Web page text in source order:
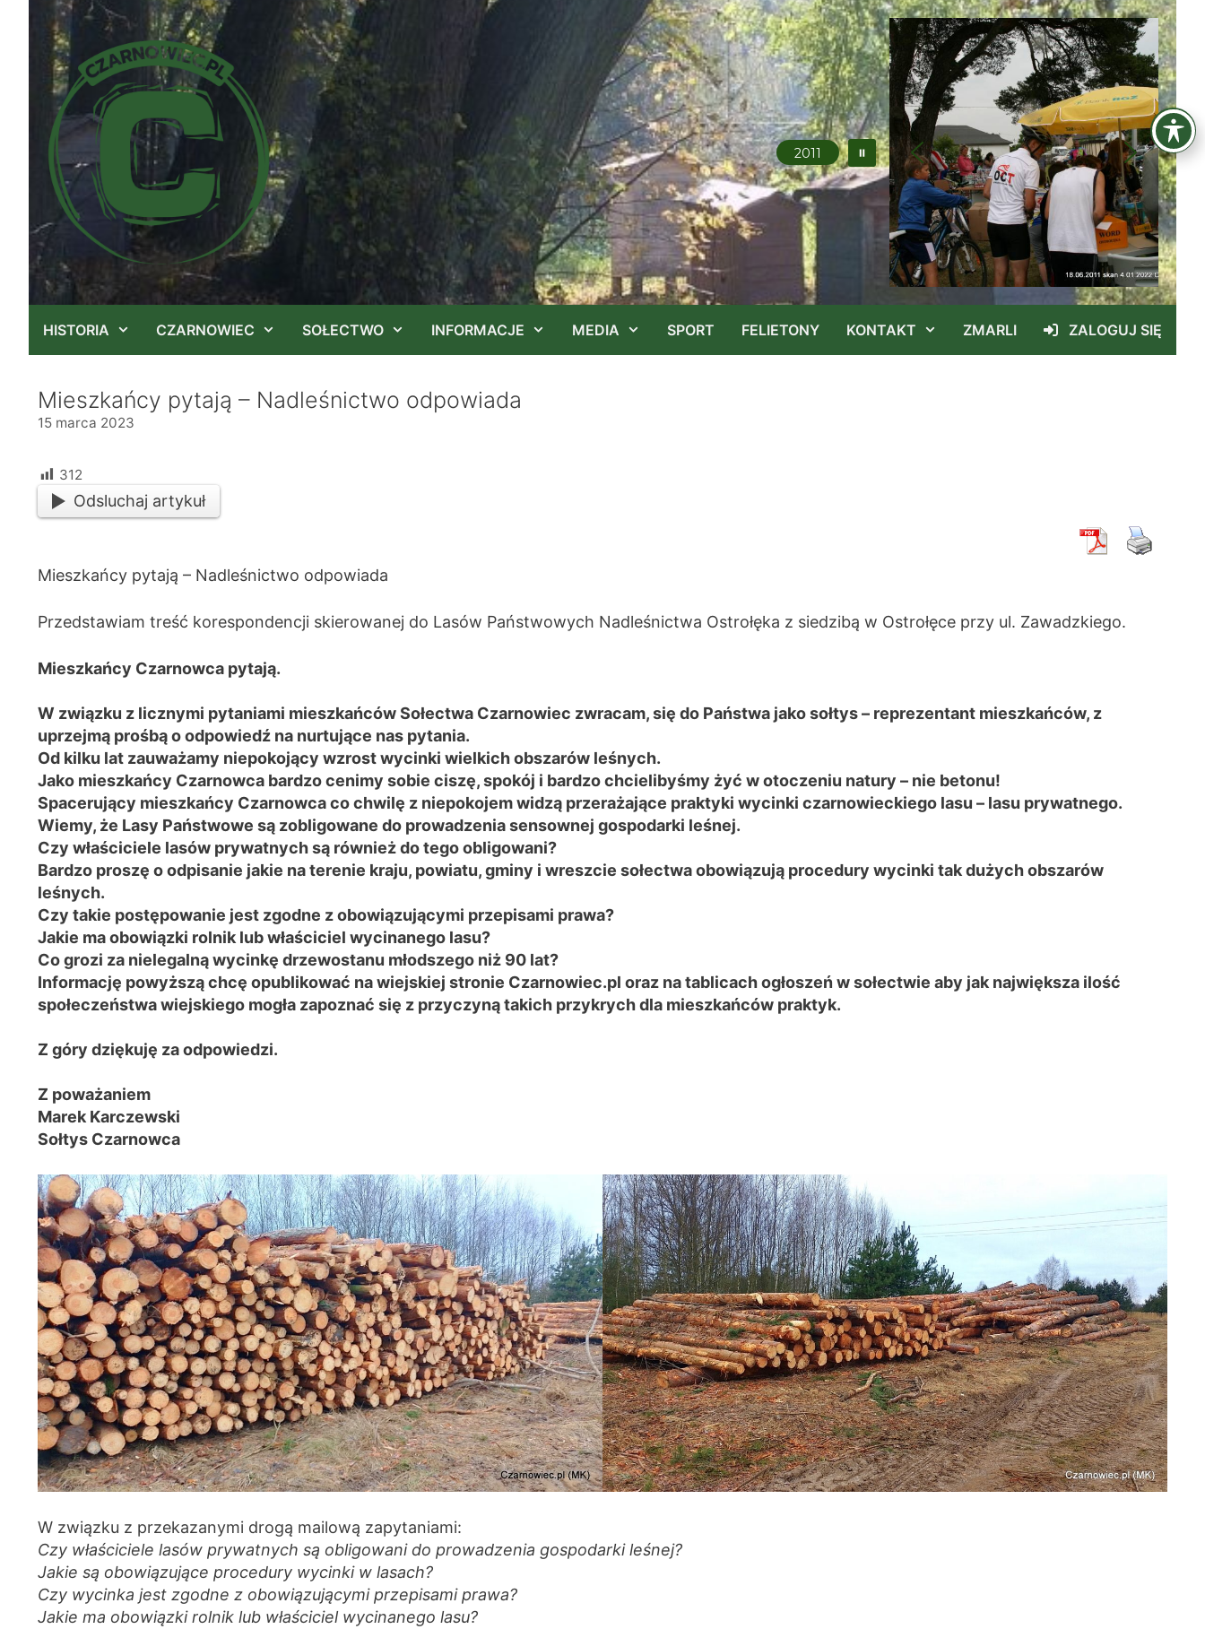
2011
HISTORIA CZARNOWIEC SOŁECTWO INFORMACJE MEDIA SPORT FELIETONY KONTAKT ZMARLI ZALOGUJ SIĘ
Mieszkańcy pytają – Nadleśnictwo odpowiada
15 marca 2023
312
Odsluchaj artykuł
Mieszkańcy pytają – Nadleśnictwo odpowiada
Przedstawiam treść korespondencji skierowanej do Lasów Państwowych Nadleśnictwa Ostrołęka z siedzibą w Ostrołęce przy ul. Zawadzkiego.
Mieszkańcy Czarnowca pytają.
W związku z licznymi pytaniami mieszkańców Sołectwa Czarnowiec zwracam, się do Państwa jako sołtys – reprezentant mieszkańców, z
uprzejmą prośbą o odpowiedź na nurtujące nas pytania.
Od kilku lat zauważamy niepokojący wzrost wycinki wielkich obszarów leśnych.
Jako mieszkańcy Czarnowca bardzo cenimy sobie ciszę, spokój i bardzo chcielibyśmy żyć w otoczeniu natury – nie betonu!
Spacerujący mieszkańcy Czarnowca co chwilę z niepokojem widzą przerażające praktyki wycinki czarnowieckiego lasu – lasu prywatnego.
Wiemy, że Lasy Państwowe są zobligowane do prowadzenia sensownej gospodarki leśnej.
Czy właściciele lasów prywatnych są również do tego obligowani?
Bardzo proszę o odpisanie jakie na terenie kraju, powiatu, gminy i wreszcie sołectwa obowiązują procedury wycinki tak dużych obszarów
leśnych.
Czy takie postępowanie jest zgodne z obowiązującymi przepisami prawa?
Jakie ma obowiązki rolnik lub właściciel wycinanego lasu?
Co grozi za nielegalną wycinkę drzewostanu młodszego niż 90 lat?
Informację powyższą chcę opublikować na wiejskiej stronie Czarnowiec.pl oraz na tablicach ogłoszeń w sołectwie aby jak największa ilość
społeczeństwa wiejskiego mogła zapoznać się z przyczyną takich przykrych dla mieszkańców praktyk.
Z góry dziękuję za odpowiedzi.
Z poważaniem
Marek Karczewski
Sołtys Czarnowca
W związku z przekazanymi drogą mailową zapytaniami:
Czy właściciele lasów prywatnych są obligowani do prowadzenia gospodarki leśnej?
Jakie są obowiązujące procedury wycinki w lasach?
Czy wycinka jest zgodne z obowiązującymi przepisami prawa?
Jakie ma obowiązki rolnik lub właściciel wycinanego lasu?